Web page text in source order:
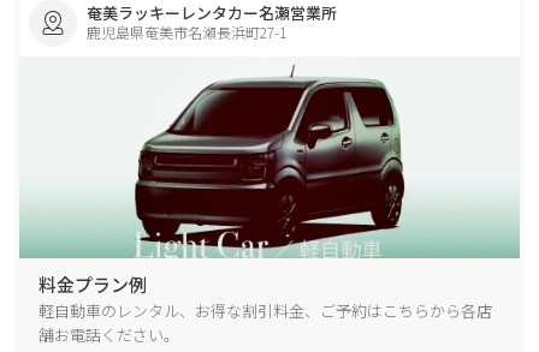
奄美ラッキーレンタカー名瀬営業所
鹿児島県奄美市名瀬長浜町27-1
料金プラン例
軽自動車のレンタル、お得な割引料金、ご予約はこちらから各店
舗お電話ください。